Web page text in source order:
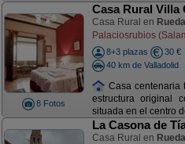
8 Fotos
Casa Rural Villa
Casa Rural en Rueda
Palaciosrubios
8+3 plazas
30 €
40 km de Valladolid
Casa centenaria
estructura original
situada en el centro
La Casona de
Casa Rural en Rueda